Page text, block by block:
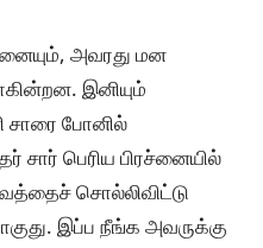
அவரது மன
இனியும்
சாரை போனில்
சார் பெரிய பிரச்னையில்
சொல்லிவிட்டு
இப்ப நீங்க அவருக்கு